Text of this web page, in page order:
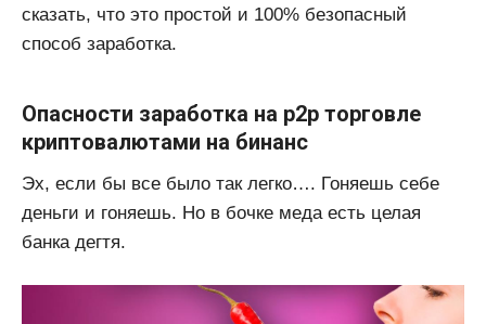
сказать, что это простой и 100% безопасный
способ заработка.
Опасности заработка на p2p торговле
криптовалютами на бинанс
Эх, если бы все было так легко…. Гоняешь себе
деньги и гоняешь. Но в бочке меда есть целая
банка дегтя.